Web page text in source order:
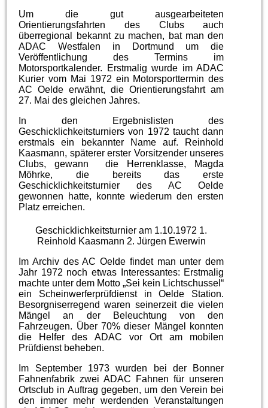
Um die gut ausgearbeiteten
Orientierungsfahrten des Clubs auch
überregional bekannt zu machen, bat man den
ADAC Westfalen in Dortmund um die
Veröffentlichung des Termins im
Motorsportkalender. Erstmalig wurde im ADAC
Kurier vom Mai 1972 ein Motorsporttermin des
AC Oelde erwähnt, die Orientierungsfahrt am
27. Mai des gleichen Jahres.
In den Ergebnislisten des
Geschicklichkeitsturniers von 1972 taucht dann
erstmals ein bekannter Name auf. Reinhold
Kaasmann, späterer erster Vorsitzender unseres
Clubs, gewann
die Herrenklasse, Magda
Möhrke, die bereits das erste
Geschicklichkeitsturnier des AC Oelde
gewonnen hatte, konnte wiederum den ersten
Platz erreichen.
Geschicklichkeitsturnier am 1.10.1972 1.
Reinhold Kaasmann 2. Jürgen Ewerwin
Im Archiv des AC Oelde findet man unter dem
Jahr 1972 noch etwas Interessantes: Erstmalig
machte unter dem Motto „Sei kein Lichtschussel“
ein Scheinwerferprüfdienst in Oelde Station.
Besorgniserregend waren seinerzeit die vielen
Mängel an der Beleuchtung von den
Fahrzeugen. Über 70% dieser Mängel konnten
die Helfer des ADAC vor Ort am mobilen
Prüfdienst beheben.
Im September 1973 wurden bei der Bonner
Fahnenfabrik zwei ADAC Fahnen für unseren
Ortsclub in Auftrag gegeben, um den Verein bei
den immer mehr werdenden Veranstaltungen